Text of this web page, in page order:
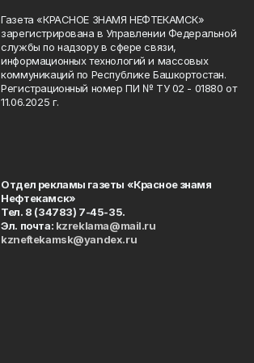
Газета «КРАСНОЕ ЗНАМЯ НЕФТЕКАМСК»
зарегистрирована в Управлении Федеральной
службы по надзору в сфере связи,
информационных технологий и массовых
коммуникаций по Республике Башкортостан.
Регистрационный номер ПИ № ТУ 02 - 01880 от
11.06.2025 г.
Отдел рекламы газеты «Красное знамя
Нефтекамск»
Тел. 8 (34783) 7-45-35.
Эл. почта: kzreklama@mail.ru
kzneftekamsk@yandex.ru